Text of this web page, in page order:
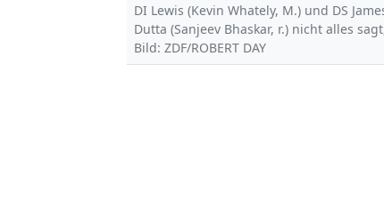
DI Lewis (Kevin Whately, M.) und DS
Dutta (Sanjeev Bhaskar, r.) nicht alles
Bild: ZDF/ROBERT DAY